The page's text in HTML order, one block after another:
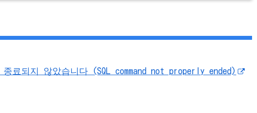
종료되지 않았습니다 (SQL command not properly ended)